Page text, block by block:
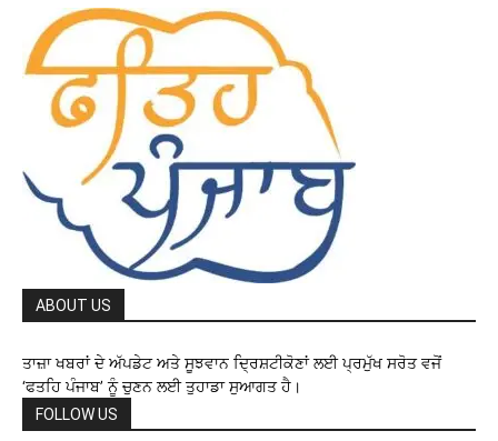
ABOUT US
ਤਾਜ਼ਾ ਖਬਰਾਂ ਦੇ ਅੱਪਡੇਟ ਅਤੇ ਸੂਝਵਾਨ ਦ੍ਰਿਸ਼ਟੀਕੋਣਾਂ ਲਈ ਪ੍ਰਮੁੱਖ ਸਰੋਤ ਵਜੋਂ
‘ਫਤਹਿ ਪੰਜਾਬ’ ਨੂੰ ਚੁਣਨ ਲਈ ਤੁਹਾਡਾ ਸੁਆਗਤ ਹੈ।
FOLLOW US